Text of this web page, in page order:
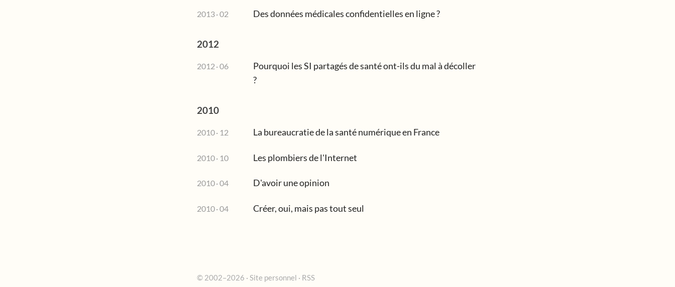
2013 · 02 Des données médicales confidentielles en ligne ?
2012
2012 · 06
Pourquoi les SI partagés de santé ont-ils du mal à décoller
?
2010
2010 · 12 La bureaucratie de la santé numérique en France
2010 · 10 Les plombiers de l'Internet
2010 · 04 D'avoir une opinion
2010 · 04 Créer, oui, mais pas tout seul
© 2002–2026 · Site personnel · RSS